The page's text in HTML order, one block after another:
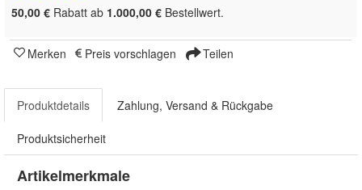
50,00 € Rabatt ab 1.000,00 € Bestellwert.
Merken Preis vorschlagen Teilen
Produktdetails Zahlung, Versand & Rückgabe
Produktsicherheit
Artikelmerkmale